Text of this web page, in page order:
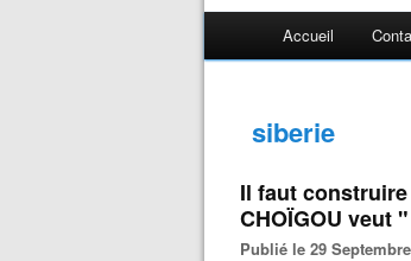
Accueil
siberie
Il faut
CHOÏGOU veut
Publié le 29